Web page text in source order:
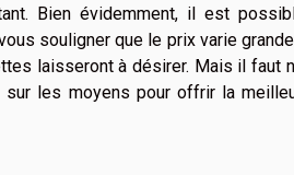
Bien évidemment, il est
souligner que le prix varie
laisseront à désirer. Mais il faut
les moyens pour offrir la